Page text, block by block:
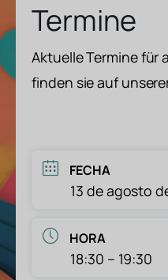
Termine
Aktuelle Termine für
finden sie auf
FECHA
13 de agosto
HORA
18:30 – 19:30